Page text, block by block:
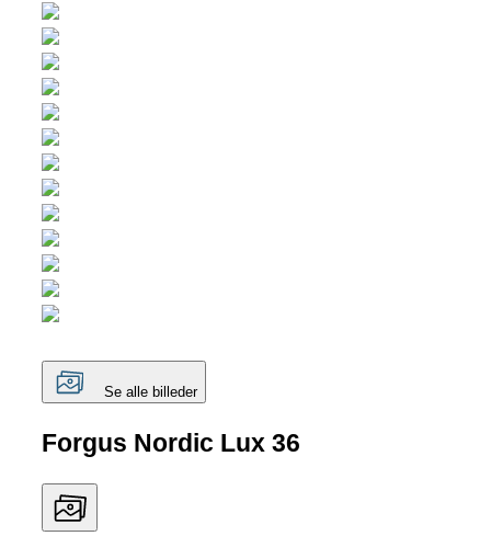
Se alle billeder
Forgus Nordic Lux 36